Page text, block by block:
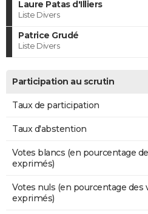
Laure Patas d'Illiers
Liste Divers
Patrice Grudé
Liste Divers
Participation au scrutin
Taux de participation
Taux d'abstention
Votes blancs (en pourcentage
exprimés)
Votes nuls (en pourcentage des
exprimés)